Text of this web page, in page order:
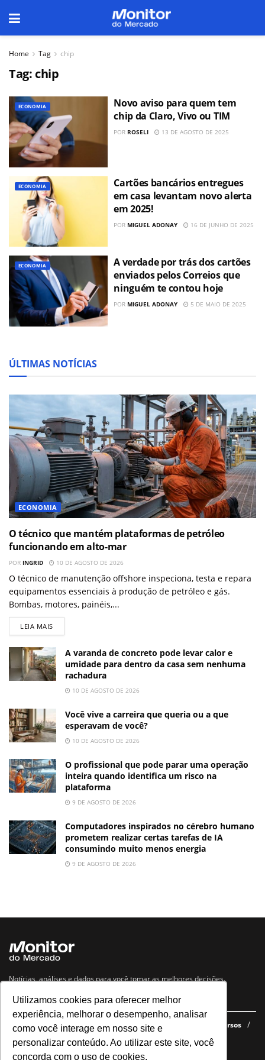
Utilizamos cookies para oferecer melhor
experiência, melhorar o desempenho, analisar
como você interage em nosso site e
personalizar conteúdo. Ao utilizar este site, você
concorda com o uso de cookies.
Home Tag chip
Tag: chip
ECONOMIA
Novo aviso para quem tem
chip da Claro, Vivo ou TIM
POR ROSELI 13 DE AGOSTO DE 2025
ECONOMIA
Cartões bancários entregues
em casa levantam novo alerta
em 2025!
POR MIGUEL ADONAY 16 DE JUNHO DE 2025
ECONOMIA
A verdade por trás dos cartões
enviados pelos Correios que
ninguém te contou hoje
POR MIGUEL ADONAY 5 DE MAIO DE 2025
ÚLTIMAS NOTÍCIAS
ECONOMIA
O técnico que mantém plataformas de petróleo
funcionando em alto-mar
POR INGRID 10 DE AGOSTO DE 2026
O técnico de manutenção offshore inspeciona, testa e repara
equipamentos essenciais à produção de petróleo e gás.
Bombas, motores, painéis,...
LEIA MAIS
A varanda de concreto pode levar calor e
umidade para dentro da casa sem nenhuma
rachadura
10 DE AGOSTO DE 2026
Você vive a carreira que queria ou a que
esperavam de você?
10 DE AGOSTO DE 2026
O profissional que pode parar uma operação
inteira quando identifica um risco na
plataforma
9 DE AGOSTO DE 2026
Computadores inspirados no cérebro humano
prometem realizar certas tarefas de IA
consumindo muito menos energia
9 DE AGOSTO DE 2026
Notícias, análises e dados para você tomar as melhores decisões.
Navegue no site
Últimas notícias Quem somos E-books gratuitos
Cursos
Política de privacidade